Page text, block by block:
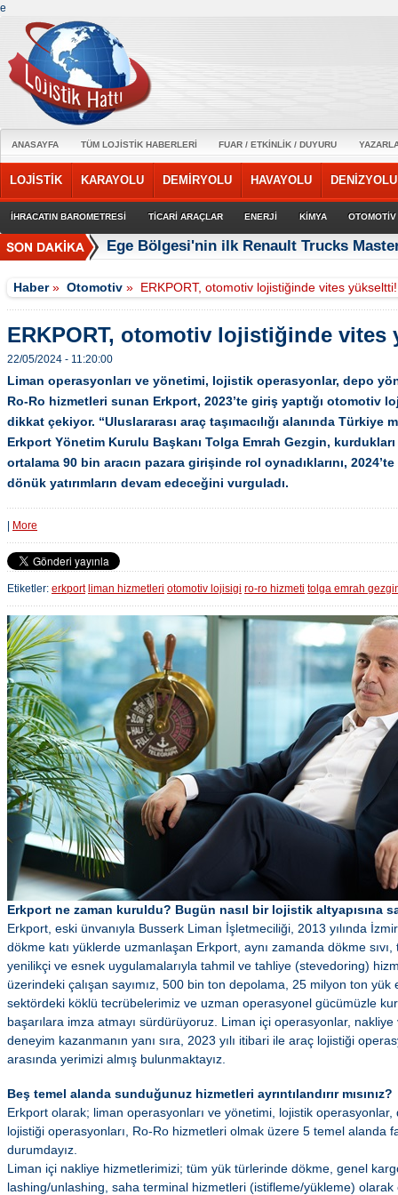
e
ANASAYFA TÜM LOJİSTİK HABERLERİ FUAR / ETKİNLİK / DUYURU
LOJİSTİK KARAYOLU DEMİRYOLU HAVAYOLU DENİZYOLU
İHRACATIN BAROMETRESİ TİCARİ ARAÇLAR ENERJİ KİMYA OTOMOTİV
Ege Bölgesi'nin ilk Renault Trucks
Haber»Otomotiv » ERKPORT, otomotiv lojistiğinde vites yükseltti!
ERKPORT, otomotiv lojistiğinde vites
22/05/2024 - 11:20:00
Liman operasyonları ve yönetimi, lojistik operasyonlar, depo
Ro-Ro hizmetleri sunan Erkport, 2023’te giriş yaptığı otomotiv
dikkat çekiyor. “Uluslararası araç taşımacılığı alanında Türkiye
Erkport Yönetim Kurulu Başkanı Tolga Emrah Gezgin, kurdukları
ortalama 90 bin aracın pazara girişinde rol oynadıklarını,
dönük yatırımların devam edeceğini vurguladı.
More
Etiketler: erkport liman hizmetleri otomotiv lojisigi ro-ro hizmeti tolga emrah
Erkport ne zaman kuruldu? Bugün nasıl bir lojistik altyapısına
Erkport, eski ünvanıyla Busserk Liman İşletmeciliği, 2013 yılında
dökme katı yüklerde uzmanlaşan Erkport, aynı zamanda dökme
yenilikçi ve esnek uygulamalarıyla tahmil ve tahliye (stevedoring)
üzerindeki çalışan sayımız, 500 bin ton depolama, 25 milyon ton
sektördeki köklü tecrübelerimiz ve uzman operasyonel gücümüzle
başarılara imza atmayı sürdürüyoruz. Liman içi operasyonlar,
deneyim kazanmanın yanı sıra, 2023 yılı itibari ile araç lojistiği
arasında yerimizi almış bulunmaktayız.
Beş temel alanda sunduğunuz hizmetleri ayrıntılandırır mısınız?
Erkport olarak; liman operasyonları ve yönetimi, lojistik
lojistiği operasyonları, Ro-Ro hizmetleri olmak üzere 5 temel alanda
durumdayız.
Liman içi nakliye hizmetlerimizi; tüm yük türlerinde dökme, genel
lashing/unlashing, saha terminal hizmetleri (istifleme/yükleme) olarak